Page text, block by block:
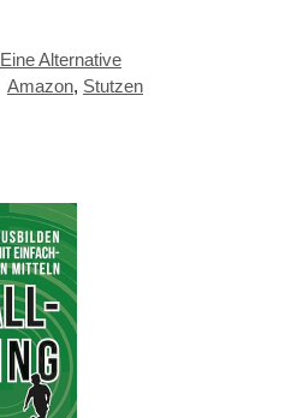
Eine Alternative
Amazon, Stutzen